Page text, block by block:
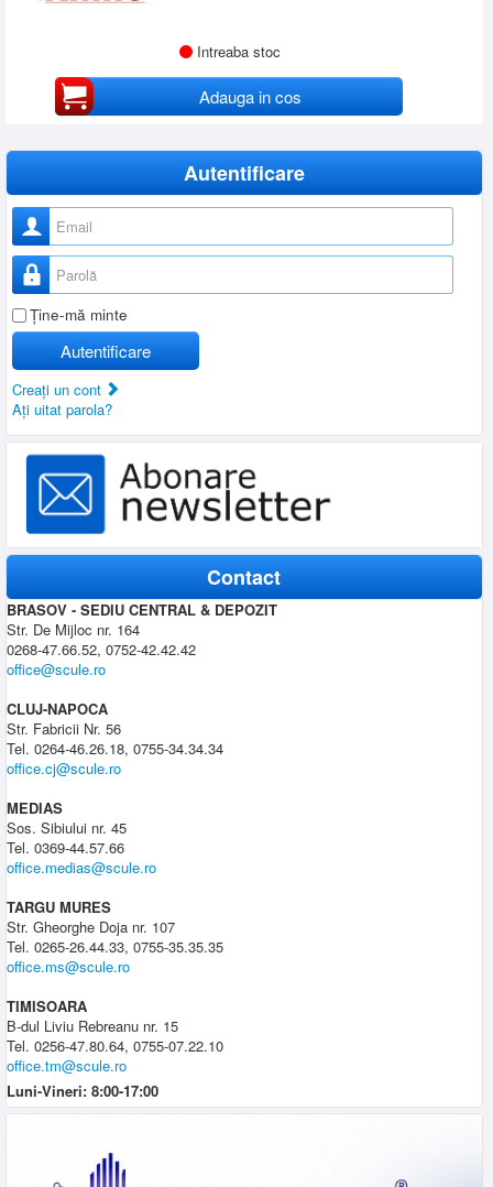
Intreaba stoc
Adauga in cos
Autentificare
Nume utilizator
Parolă
Ţine-mă minte
Autentificare
Creaţi un cont
Aţi uitat parola?
Contact
BRASOV - SEDIU CENTRAL & DEPOZIT
Str. De Mijloc nr. 164
0268-47.66.52, 0752-42.42.42
office@scule.ro
CLUJ-NAPOCA
Str. Fabricii Nr. 56
Tel. 0264-46.26.18, 0755-34.34.34
office.cj@scule.ro
MEDIAS
Sos. Sibiului nr. 45
Tel. 0369-44.57.66
office.medias@scule.ro
TARGU MURES
Str. Gheorghe Doja nr. 107
Tel. 0265-26.44.33, 0755-35.35.35
office.ms@scule.ro
TIMISOARA
B-dul Liviu Rebreanu nr. 15
Tel. 0256-47.80.64, 0755-07.22.10
office.tm@scule.ro
Luni-Vineri: 8:00-17:00